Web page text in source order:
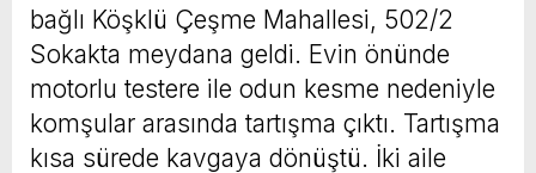
bağlı Köşklü Çeşme Mahallesi, 502/2
Sokakta meydana geldi. Evin önünde
motorlu testere ile odun kesme nedeniyle
komşular arasında tartışma çıktı. Tartışma
kısa sürede kavgaya dönüştü. İki aile